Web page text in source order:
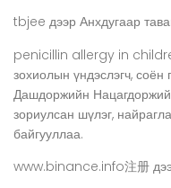
tbjee дээр Анхдугаар
penicillin allergy in
зохиолын үндэслэгч, соён
Дашдоржийн
зориулсан шүлэг,
байгууллаа.
www.binance.info注册